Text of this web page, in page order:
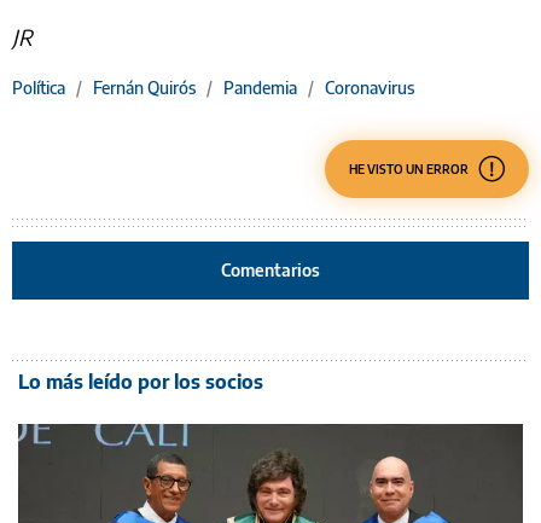
JR
Política / Fernán Quirós / Pandemia / Coronavirus
HE VISTO UN ERROR
Comentarios
Lo más leído por los socios